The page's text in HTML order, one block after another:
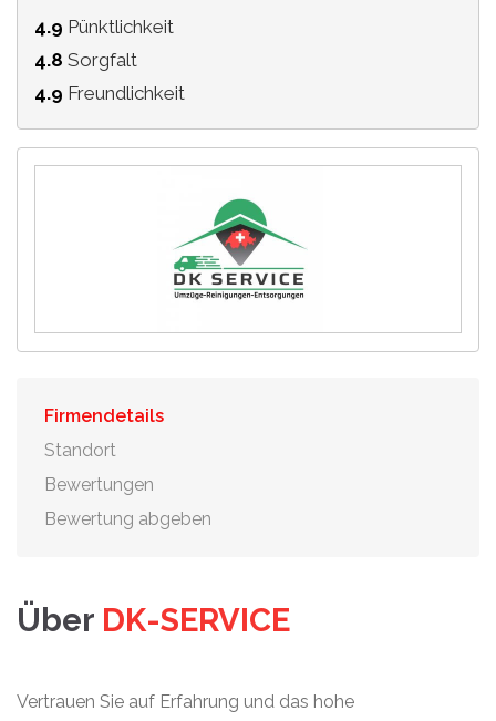
4.9 Pünktlichkeit
4.8 Sorgfalt
4.9 Freundlichkeit
Firmendetails
Standort
Bewertungen
Bewertung abgeben
Über DK-SERVICE
Vertrauen Sie auf Erfahrung und das hohe